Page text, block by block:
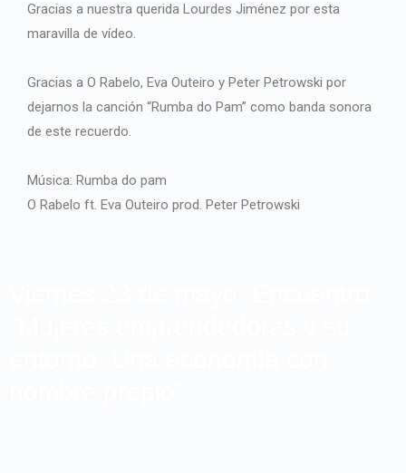
Gracias a nuestra querida Lourdes Jiménez por esta
maravilla de vídeo.
Gracias a O Rabelo, Eva Outeiro y Peter Petrowski por
dejarnos la canción “Rumba do Pam” como banda sonora
de este recuerdo.
Música: Rumba do pam
O Rabelo ft. Eva Outeiro prod. Peter Petrowski